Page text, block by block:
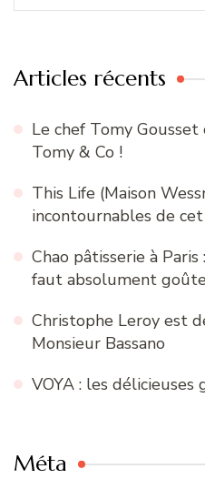
Articles récents
Le chef Tomy
Tomy & Co !
This Life (Maison
incontournables de
Chao pâtisserie à
faut absolument
Christophe Leroy est
Monsieur Bassano
VOYA : les
Méta